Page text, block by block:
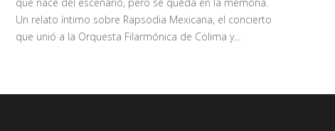
Un relato íntimo sobre Rapsodia Mexicana, el concierto
que unió a la Orquesta Filarmónica de Colima y…